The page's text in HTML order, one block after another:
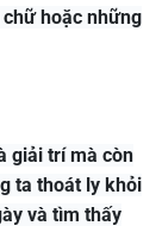
hoặc những
giải trí mà còn
ta thoát ly khỏi
và tìm thấy